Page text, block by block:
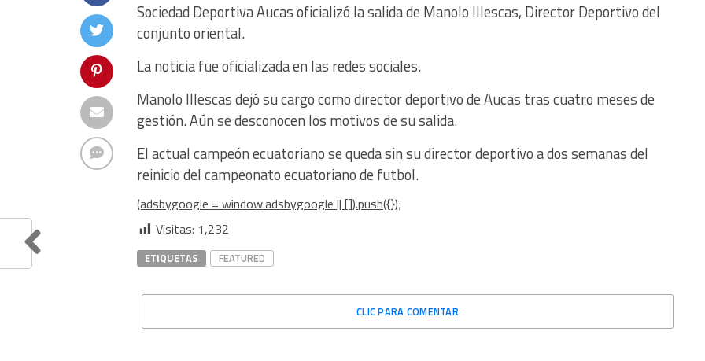
Sociedad Deportiva Aucas oficializó la salida de Manolo Illescas, Director Deportivo del
conjunto oriental.
La noticia fue oficializada en las redes sociales.
Manolo Illescas dejó su cargo como director deportivo de Aucas tras cuatro meses de
gestión. Aún se desconocen los motivos de su salida.
El actual campeón ecuatoriano se queda sin su director deportivo a dos semanas del
reinicio del campeonato ecuatoriano de futbol.
(adsbygoogle = window.adsbygoogle || []).push({});
Visitas: 1,232
ETIQUETAS FEATURED
CLIC PARA COMENTAR